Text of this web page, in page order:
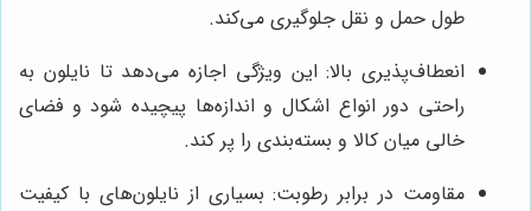
طول حمل و نقل جلوگیری می‌کند.
انعطاف‌پذیری بالا: این ویژگی اجازه می‌دهد تا نایلون به
راحتی دور انواع اشکال و اندازه‌ها پیچیده شود و فضای
خالی میان کالا و بسته‌بندی را پر کند.
مقاومت در برابر رطوبت: بسیاری از نایلون‌های با کیفیت